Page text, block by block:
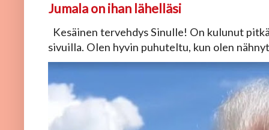
Jumala on ihan lähelläsi
Kesäinen tervehdys Sinulle! On kulunut
sivuilla. Olen hyvin puhuteltu, kun olen